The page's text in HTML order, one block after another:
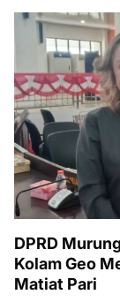
DPRD
Kolam Geo
Matiat Pari